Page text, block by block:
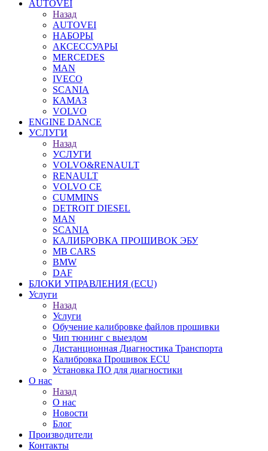
AUTOVEI
Назад
AUTOVEI
НАБОРЫ
АКСЕССУАРЫ
MERCEDES
MAN
IVECO
SCANIA
КАМАЗ
VOLVO
ENGINE DANCE
УСЛУГИ
Назад
УСЛУГИ
VOLVO&RENAULT
RENAULT
VOLVO CE
CUMMINS
DETROIT DIESEL
MAN
SCANIA
КАЛИБРОВКА ПРОШИВОК ЭБУ
MB CARS
BMW
DAF
БЛОКИ УПРАВЛЕНИЯ (ECU)
Услуги
Назад
Услуги
Обучение калибровке файлов прошивки
Чип тюнинг с выездом
Дистанционная Диагностика Транспорта
Калибровка Прошивок ECU
Установка ПО для диагностики
О нас
Назад
О нас
Новости
Блог
Производители
Контакты